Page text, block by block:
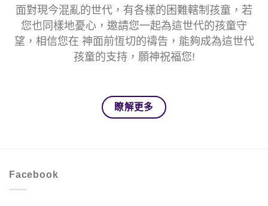
面對現今混亂的世代，有各樣的困難轄制孩童，若
您也同樣地憂心，邀請您一起為這世代的孩童守
望，相信您在 神面前恆切的禱告，能夠成為這世代
孩童的支持，願神祝福您!
瞭解更多
Facebook